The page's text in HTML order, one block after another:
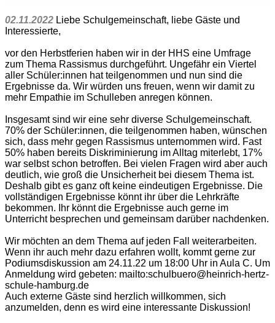
02.11.2022 Liebe Schulgemeinschaft, liebe Gäste und
Interessierte,
vor den Herbstferien haben wir in der HHS eine Umfrage
zum Thema Rassismus durchgeführt. Ungefähr ein Viertel
aller Schüler:innen hat teilgenommen und nun sind die
Ergebnisse da. Wir würden uns freuen, wenn wir damit zu
mehr Empathie im Schulleben anregen können.
Insgesamt sind wir eine sehr diverse Schulgemeinschaft.
70% der Schüler:innen, die teilgenommen haben, wünschen
sich, dass mehr gegen Rassismus unternommen wird. Fast
50% haben bereits Diskriminierung im Alltag miterlebt, 17%
war selbst schon betroffen. Bei vielen Fragen wird aber auch
deutlich, wie groß die Unsicherheit bei diesem Thema ist.
Deshalb gibt es ganz oft keine eindeutigen Ergebnisse. Die
vollständigen Ergebnisse könnt ihr über die Lehrkräfte
bekommen. Ihr könnt die Ergebnisse auch gerne im
Unterricht besprechen und gemeinsam darüber nachdenken.
Wir möchten an dem Thema auf jeden Fall weiterarbeiten.
Wenn ihr auch mehr dazu erfahren wollt, kommt gerne zur
Podiumsdiskussion am 24.11.22 um 18:00 Uhr in Aula C. Um
Anmeldung wird gebeten: mailto:schulbuero@heinrich-hertz-
schule-hamburg.de
Auch externe Gäste sind herzlich willkommen, sich
anzumelden, denn es wird eine interessante Diskussion!